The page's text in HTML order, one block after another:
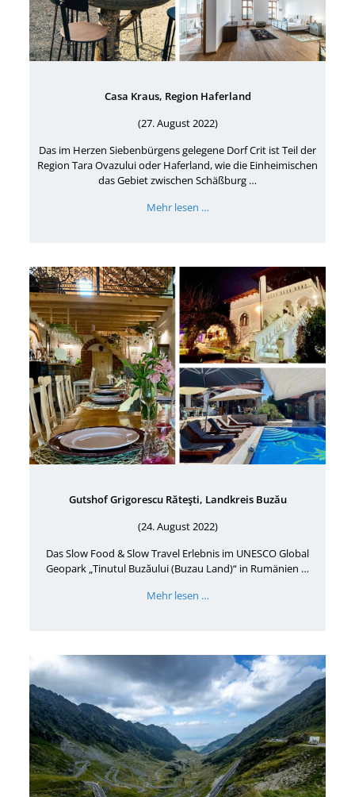
Casa Kraus, Region Haferland
(27. August 2022)
Das im Herzen Siebenbürgens gelegene Dorf Crit ist Teil der
Region Tara Ovazului oder Haferland, wie die Einheimischen
das Gebiet zwischen Schäßburg …
Mehr lesen …
Gutshof Grigorescu Răteşti, Landkreis Buzău
(24. August 2022)
Das Slow Food & Slow Travel Erlebnis im UNESCO Global
Geopark „Tinutul Buzăului (Buzau Land)“ in Rumänien …
Mehr lesen …